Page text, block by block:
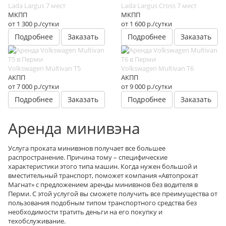
Lada Largus 7 мест
МКПП
от 1 300 р./сутки
Подробнее Заказать
Lada Largus Cross 7 мест
МКПП
от 1 600 р./сутки
Подробнее Заказать
Volkswagen Multivan T5
АКПП
от 7 000 р./сутки
Подробнее Заказать
Volkswagen Multivan T6
АКПП
от 9 000 р./сутки
Подробнее Заказать
Аренда минивэна
Услуга проката минивэнов получает все большее
распространение. Причина тому – специфические
характеристики этого типа машин. Когда нужен большой и
вместительный транспорт, поможет компания «Автопрокат
Магнат» с предложением аренды минивэнов без водителя в
Перми. С этой услугой вы сможете получить все преимущества от
пользования подобным типом транспортного средства без
необходимости тратить деньги на его покупку и
техобслуживание.